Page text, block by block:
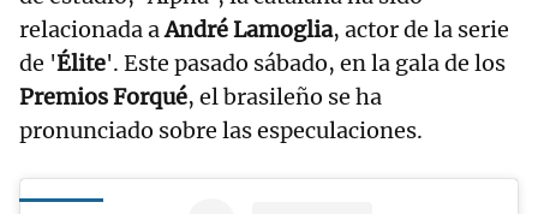
relacionada aAndré Lamoglia, actor de la serie
de 'Élite'. Este pasado sábado, en la gala de los
Premios Forqué, el brasileño se ha
pronunciado sobre las especulaciones.